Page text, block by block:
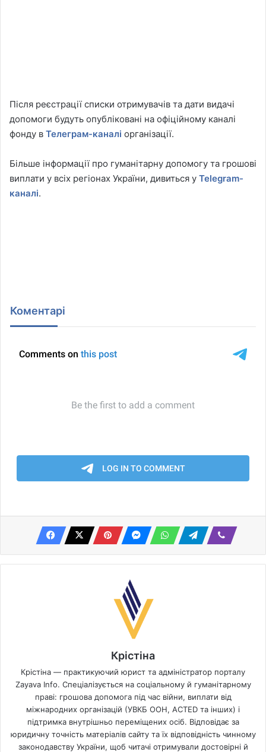
Після реєстрації списки отримувачів та дати видачі
допомоги будуть опубліковані на офіційному каналі
фонду в Телеграм-каналі організації.
Більше інформації про гуманітарну допомогу та грошові
виплати у всіх регіонах України, дивиться у Telegram-
каналі.
Коментарі
Крістіна
Крістіна — практикуючий юрист та адміністратор порталу
Zayava Info. Спеціалізується на соціальному й гуманітарному
праві: грошова допомога під час війни, виплати від
міжнародних організацій (УВКБ ООН, ACTED та інших) і
підтримка внутрішньо переміщених осіб. Відповідає за
юридичну точність матеріалів сайту та їх відповідність чинному
законодавству України, щоб читачі отримували достовірні й